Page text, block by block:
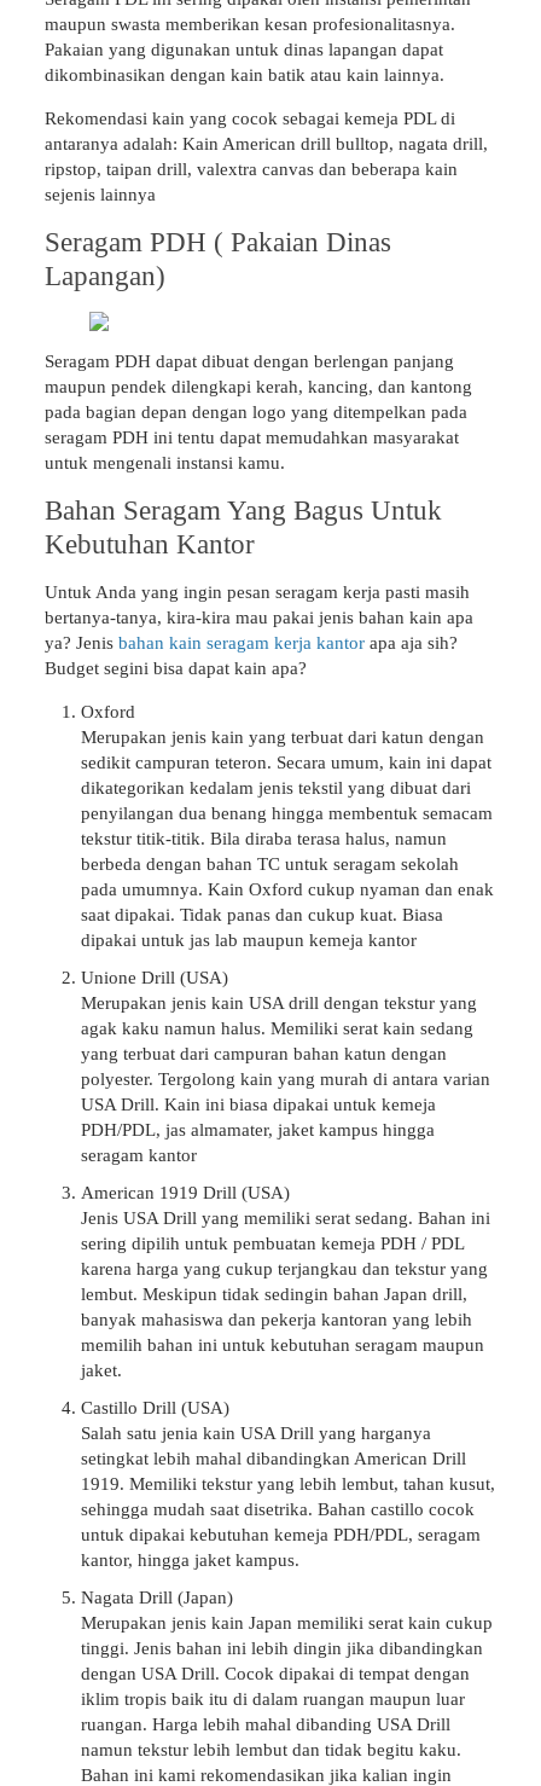
maupun swasta memberikan kesan profesionalitasnya.
Pakaian yang digunakan untuk dinas lapangan dapat
dikombinasikan dengan kain batik atau kain lainnya.
Rekomendasi kain yang cocok sebagai kemeja PDL di
antaranya adalah: Kain American drill bulltop, nagata drill,
ripstop, taipan drill, valextra canvas dan beberapa kain
sejenis lainnya
Seragam PDH ( Pakaian Dinas
Lapangan)
Seragam PDH dapat dibuat dengan berlengan panjang
maupun pendek dilengkapi kerah, kancing, dan kantong
pada bagian depan dengan logo yang ditempelkan pada
seragam PDH ini tentu dapat memudahkan masyarakat
untuk mengenali instansi kamu.
Bahan Seragam Yang Bagus Untuk
Kebutuhan Kantor
Untuk Anda yang ingin pesan seragam kerja pasti masih
bertanya-tanya, kira-kira mau pakai jenis bahan kain apa
ya? Jenis bahan kain seragam kerja kantorapa aja sih?
Budget segini bisa dapat kain apa?
Oxford
Merupakan jenis kain yang terbuat dari katun dengan
sedikit campuran teteron. Secara umum, kain ini dapat
dikategorikan kedalam jenis tekstil yang dibuat dari
penyilangan dua benang hingga membentuk semacam
tekstur titik-titik. Bila diraba terasa halus, namun
berbeda dengan bahan TC untuk seragam sekolah
pada umumnya. Kain Oxford cukup nyaman dan enak
saat dipakai. Tidak panas dan cukup kuat. Biasa
dipakai untuk jas lab maupun kemeja kantor
Unione Drill (USA)
Merupakan jenis kain USA drill dengan tekstur yang
agak kaku namun halus. Memiliki serat kain sedang
yang terbuat dari campuran bahan katun dengan
polyester. Tergolong kain yang murah di antara varian
USA Drill. Kain ini biasa dipakai untuk kemeja
PDH/PDL, jas almamater, jaket kampus hingga
seragam kantor
American 1919 Drill (USA)
Jenis USA Drill yang memiliki serat sedang. Bahan ini
sering dipilih untuk pembuatan kemeja PDH / PDL
karena harga yang cukup terjangkau dan tekstur yang
lembut. Meskipun tidak sedingin bahan Japan drill,
banyak mahasiswa dan pekerja kantoran yang lebih
memilih bahan ini untuk kebutuhan seragam maupun
jaket.
Castillo Drill (USA)
Salah satu jenia kain USA Drill yang harganya
setingkat lebih mahal dibandingkan American Drill
1919. Memiliki tekstur yang lebih lembut, tahan kusut,
sehingga mudah saat disetrika. Bahan castillo cocok
untuk dipakai kebutuhan kemeja PDH/PDL, seragam
kantor, hingga jaket kampus.
Nagata Drill (Japan)
Merupakan jenis kain Japan memiliki serat kain cukup
tinggi. Jenis bahan ini lebih dingin jika dibandingkan
dengan USA Drill. Cocok dipakai di tempat dengan
iklim tropis baik itu di dalam ruangan maupun luar
ruangan. Harga lebih mahal dibanding USA Drill
namun tekstur lebih lembut dan tidak begitu kaku.
Bahan ini kami rekomendasikan jika kalian ingin